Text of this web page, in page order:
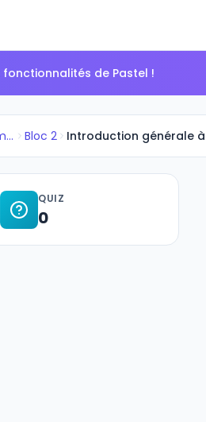
de Pastel !
Bachelier en sciences humaines... Bloc 2 Introduction générale
QUIZ
0